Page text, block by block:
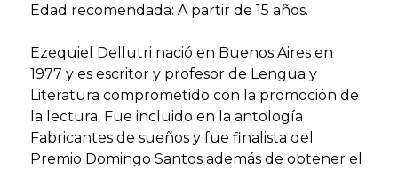
Edad recomendada: A partir de 15 años.
Ezequiel Dellutri nació en Buenos Aires en
1977 y es escritor y profesor de Lengua y
Literatura comprometido con la promoción de
la lectura. Fue incluido en la antología
Fabricantes de sueños y fue finalista del
Premio Domingo Santos además de obtener el